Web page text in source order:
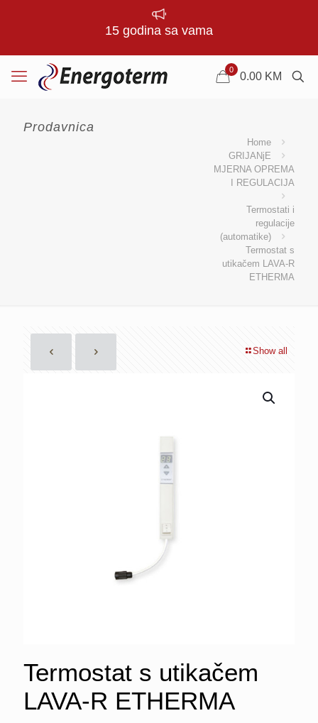
15 godina sa vama
0
0.00 KM
Prodavnica
Home
GRIJANjE
MJERNA OPREMA
I REGULACIJA
Termostati i
regulacije
(automatike)
Termostat s
utikačem LAVA-R
ETHERMA
Show all
Termostat s utikačem
LAVA-R ETHERMA